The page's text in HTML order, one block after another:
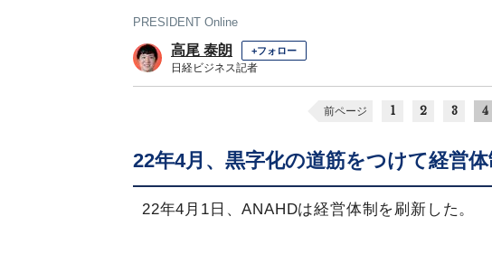
PRESIDENT Online
高尾 泰朗 +フォロー
日経ビジネス記者
前ページ 1 2 3 4
22年4月、黒字化の道筋をつけて経営
22年4月1日、ANAHDは経営体制を刷新した。